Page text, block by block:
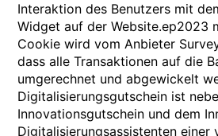
Interaktion des Benutzers mit
Widget auf der Website.ep2023
Cookie wird vom Anbieter
dass alle Transaktionen auf die
umgerechnet und abgewickelt
Digitalisierungsgutschein ist
Innovationsgutschein und dem
Digitalisierungsassistenten einer